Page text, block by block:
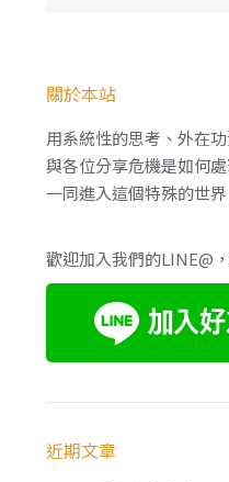
關於本站
用系統性的思考、外在
與各位分享危機是如何
一同進入這個特殊的世界
歡迎加入我們的LINE@
近期文章